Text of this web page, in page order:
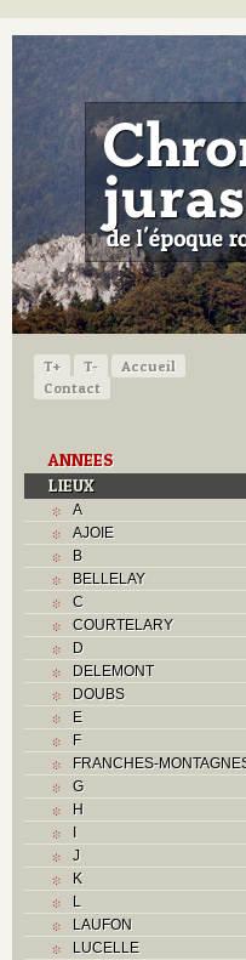
T+ T-
Accueil
Contact
ANNEES
LIEUX
A
AJOIE
B
BELLELAY
C
COURTELARY
D
DELEMONT
DOUBS
E
F
FRANCHES-
G
H
I
J
K
L
LAUFON
LUCELLE